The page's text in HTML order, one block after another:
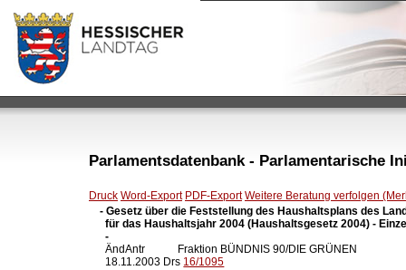
Parlamentsdatenbank - Parlamentarische
Druck Word-Export PDF-Export Weitere Beratung verfolgen
- Gesetz über die Feststellung des Haushaltsplans des
für das Haushaltsjahr 2004 (Haushaltsgesetz 2004) -
  -
ÄndAntr            Fraktion BÜNDNIS 90/DIE GRÜNEN
  18.11.2003 Drs
16/1095